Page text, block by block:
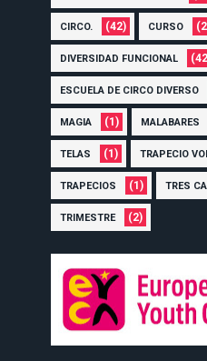
CIRCO. (42) CURSO
DIVERSIDAD FUNCIONAL
ESCUELA DE CIRCO DIVERSO
MAGIA (1) MALABARES
TELAS (1) TRAPECIO
TRAPECIOS (1) TRES
TRIMESTRE (2)